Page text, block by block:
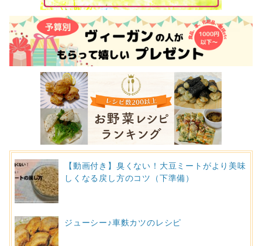
【動画付き】臭くない！大豆ミートがより美味
しくなる戻し方のコツ（下準備）
ジューシー♪車麩カツのレシピ